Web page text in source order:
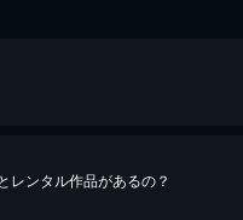
レンタル作品があるの？